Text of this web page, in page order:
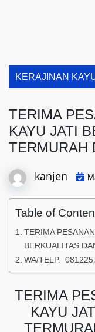
KERAJINAN
TERIMA
KAYU JATI
TERMURAH
kanjen
Table of
TERIMA
BERKUALITAS
WA/TELP.
TERIMA
KAYU